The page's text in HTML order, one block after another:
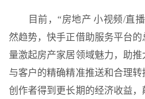
目前，“房地产 小视频/直播
然趋势，快手正借助服务平台
量激起房产家居领域魅力，助
与客户的精确精准推送和合理
创作者得到更长期的经济收益